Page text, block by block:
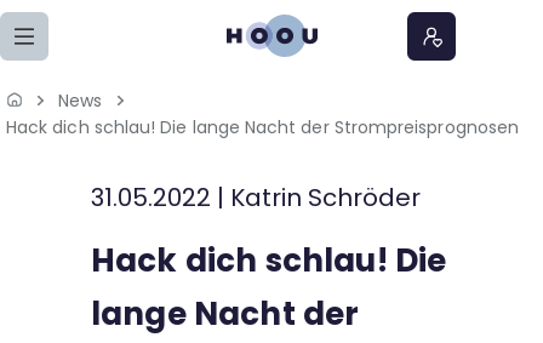
Zum Seiteninhalt springen
Home
Meine Lernangebote
News
Hack dich schlau! Die lange Nacht der Strompreisprognosen
31.05.2022 | Katrin Schröder
Hack dich schlau! Die
lange Nacht der